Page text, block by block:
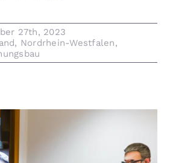
27th, 2023
, Nordrhein-Westfalen,